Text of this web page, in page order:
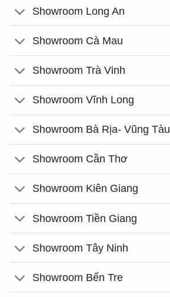
Showroom Long An
Showroom Cà Mau
Showroom Trà Vinh
Showroom Vĩnh Long
Showroom Bà Rịa- Vũng Tàu
Showroom Cần Thơ
Showroom Kiên Giang
Showroom Tiền Giang
Showroom Tây Ninh
Showroom Bến Tre